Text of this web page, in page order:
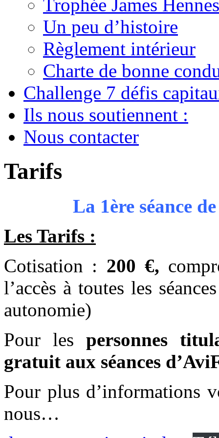
Trophée James
Un peu d’histoire
Règlement intérieur
Charte de bonne
Challenge 7 défis
Ils nous soutiennent :
Nous contacter
Tarifs
La 1ère séance
Les Tarifs :
Cotisation : 200 €,
l’accès à toutes les
autonomie)
Pour les personnes
gratuit aux séances
Pour plus d’informations
nous…